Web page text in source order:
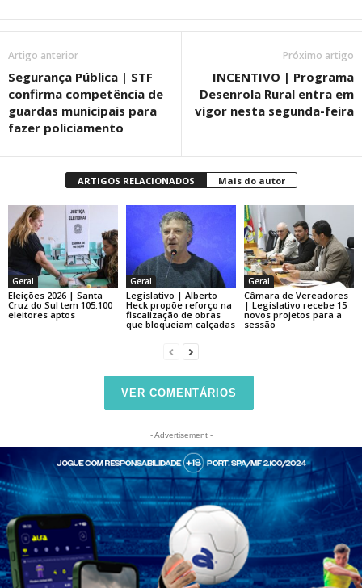
Artigo anterior
Segurança Pública | STF
confirma competência de
guardas municipais para
fazer policiamento
Próximo artigo
INCENTIVO | Programa
Desenrola Rural entra em
vigor nesta segunda-feira
ARTIGOS RELACIONADOS Mais do autor
Geral
Eleições 2026 | Santa
Cruz do Sul tem 105.100
eleitores aptos
Geral
Legislativo | Alberto
Heck propõe reforço na
fiscalização de obras
que bloqueiam calçadas
Geral
Câmara de Vereadores
| Legislativo recebe 15
novos projetos para a
sessão
VER COMENTÁRIOS
- Advertisement -